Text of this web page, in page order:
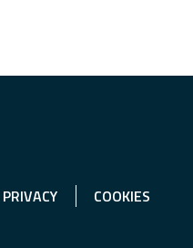
PRIVACY COOKIES